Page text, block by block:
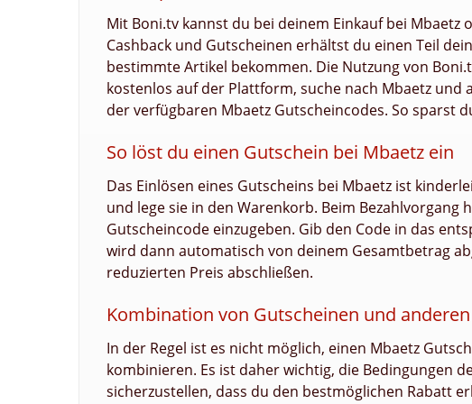
Mit Boni.tv kannst du bei deinem Einkauf bei
Cashback und Gutscheinen erhältst du einen Teil
bestimmte Artikel bekommen. Die Nutzung von
kostenlos auf der Plattform, suche nach Mbaetz und
der verfügbaren Mbaetz Gutscheincodes. So sparst
So löst du einen Gutschein bei Mbaetz ein
Das Einlösen eines Gutscheins bei Mbaetz ist
und lege sie in den Warenkorb. Beim Bezahlvorgang
Gutscheincode einzugeben. Gib den Code in das
wird dann automatisch von deinem Gesamtbetrag
reduzierten Preis abschließen.
Kombination von Gutscheinen und
In der Regel ist es nicht möglich, einen Mbaetz
kombinieren. Es ist daher wichtig, die Bedingungen
sicherzustellen, dass du den bestmöglichen Rabatt